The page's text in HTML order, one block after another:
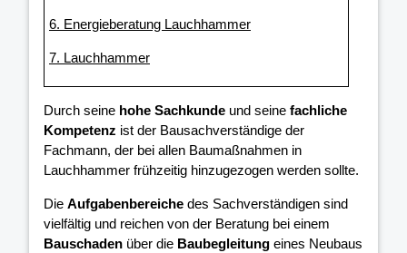
6. Energieberatung Lauchhammer
7. Lauchhammer
Durch seine hohe Sachkunde und seine fachliche
Kompetenz ist der Bausachverständige der
Fachmann, der bei allen Baumaßnahmen in
Lauchhammer frühzeitig hinzugezogen werden sollte.
Die Aufgabenbereiche des Sachverständigen sind
vielfältig und reichen von der Beratung bei einem
Bauschaden über die Baubegleitung eines Neubaus